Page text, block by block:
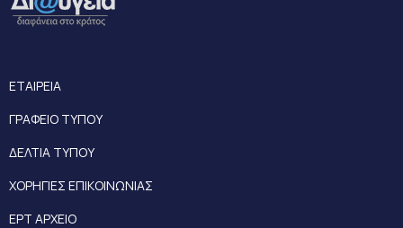
ΕΤΑΙΡΕΙΑ
ΓΡΑΦΕΙΟ ΤΥΠΟΥ
ΔΕΛΤΙΑ ΤΥΠΟΥ
ΧΟΡΗΓΙΕΣ ΕΠΙΚΟΙΝΩΝΙΑΣ
ΕΡΤ ΑΡΧΕΙΟ